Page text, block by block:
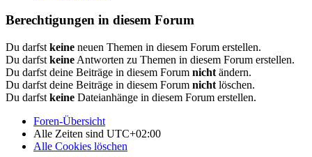
Berechtigungen in diesem Forum
Du darfst keine neuen Themen in diesem Forum erstellen.
Du darfst keine Antworten zu Themen in diesem Forum erstellen.
Du darfst deine Beiträge in diesem Forum nicht ändern.
Du darfst deine Beiträge in diesem Forum nicht löschen.
Du darfst keine Dateianhänge in diesem Forum erstellen.
Foren-Übersicht
Alle Zeiten sind UTC+02:00
Alle Cookies löschen